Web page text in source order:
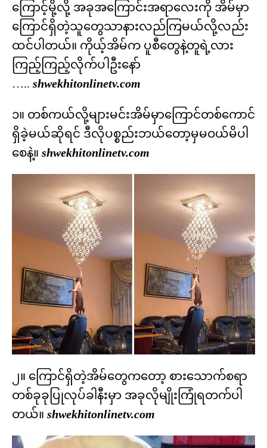
ကြောင့်မို့လို့ အခုအကြောင်းအရာလေးကို အိမ်မှာ
ကြောင်ရှိတဲ့သူတွေသာနားလည်ကြမယ်လို့လည်း
ထင်ပါတယ်။ ကိုယ့်အိမ်က ပူစီတွေနဲ့တူရဲ့လား
ကြည့်ကြည့်လိုက်ပါဦးနော်
….. shwekhitonlinetv.com
၁။ တစ်ကယ်လို့များမင်းအိမ်မှာကြောင်တစ်ကောင်
ရှိခဲ့မယ်ဆိုရင် ဒီလိုပစ္စည်းဘယ်တော့မှမဝယ်မိပါ
စေနဲ့။ shwekhitonlinetv.com
၂။ ကြောင်ရှိတဲ့အိမ်တွေကတော့ စားသောက်စရာ
တစ်ခုခုပြုလုပ်ခါနီးမှာ အခုလိုမျိုးကြုံရတက်ပါ
တယ်။ shwekhitonlinetv.com